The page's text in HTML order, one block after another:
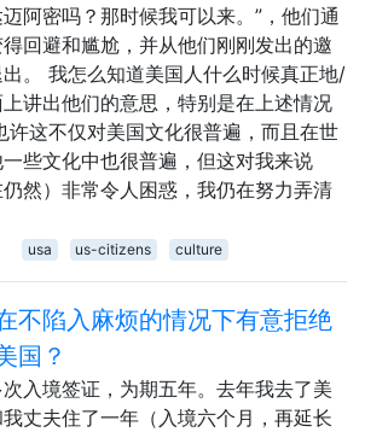
阿密吗？那时候我可以来。”，他们通
回避和尴尬，并从他们刚刚发出的邀
。 我怎么知道美国人什么时候真正地/
上讲出他们的意思，特别是在上述情况
许这不仅对美国文化很普遍，而且在世
些文化中也很普遍，但这对我来说
仍然）非常令人困惑，我仍在努力弄清
usa us-citizens culture
不陷入麻烦的情况下有意拒绝
国？
入境签证，为期五年。去年我去了美
丈夫住了一年（入境六个月，再延长